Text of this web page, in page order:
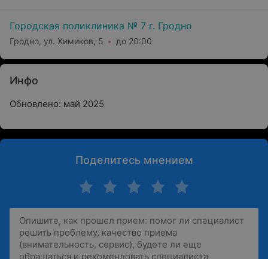
Городская поликлиника № 7 г. Гродно
Гродно, ул. Химиков, 5 до 20:00
Инфо
Обновлено: май 2025
Поделитесь мнением